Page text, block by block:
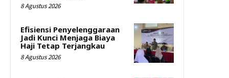
8 Agustus 2026
Efisiensi Penyelenggaraan
Jadi Kunci Menjaga Biaya
Haji Tetap Terjangkau
8 Agustus 2026